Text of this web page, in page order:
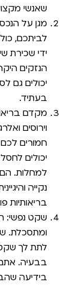
שאנשי
מגן על
לביתכם,
ידי שכירת
הנזקים
יכולים גם
בעתיד.
מקדם
וירוסים
חמורים
יכולים
למחלות. הם
נקייה
בריאותיות
שקט נפשי:
ומתסכלת.
לתת לך שקט
בבעיה.
בידיעה